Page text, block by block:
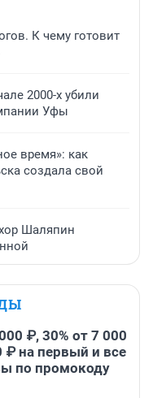
К чему готовит
2000-х убили
Уфы
время»: как
создала свой
Шаляпин
₽, 30% от 7 000
₽ на первый и все
по промокоду